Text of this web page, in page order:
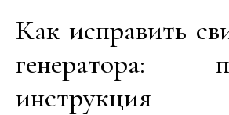
Как исправить
генератора:
инструкция